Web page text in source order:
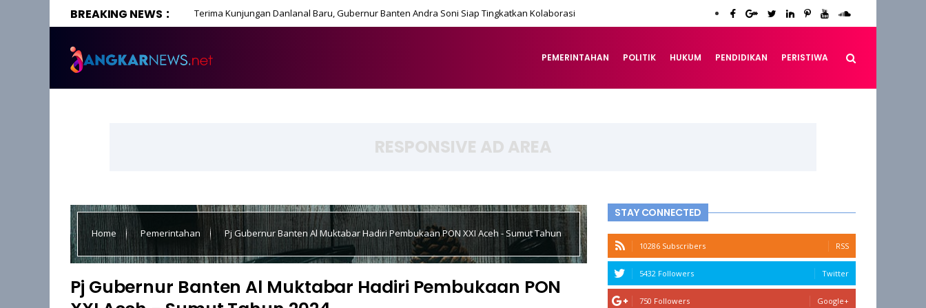
BREAKING NEWS Terima Kunjungan Danlanal Baru, Gubernur Banten Andra Soni Siap Tingkatkan Kolaborasi
PEMERINTAHAN POLITIK HUKUM PENDIDIKAN PERISTIWA
RESPONSIVE AD AREA
Home Pemerintahan Pj Gubernur Banten Al Muktabar Hadiri Pembukaan PON XXI Aceh - Sumut Tahun
Pj Gubernur Banten Al Muktabar Hadiri Pembukaan PON
STAY CONNECTED
10286 Subscribers RSS
5432 Followers Twitter
750 Followers Google+